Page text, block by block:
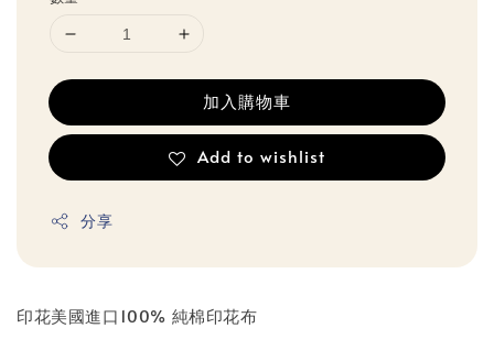
加入購物車
Add to wishlist
分享
印花美國進口100% 純棉印花布